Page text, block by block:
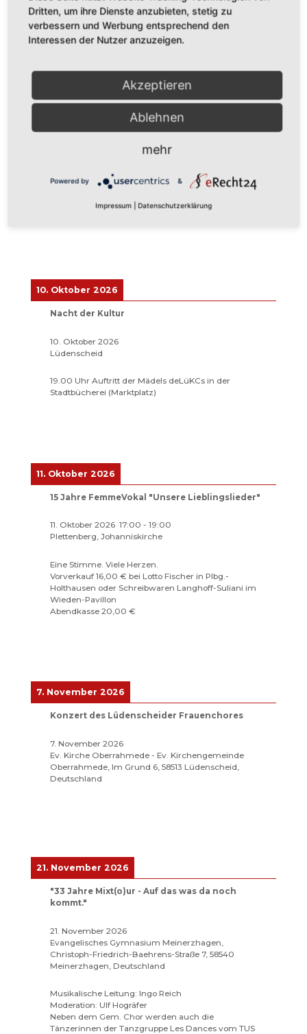
Jochen Johannßen - Farben und
Renovierungsprodukte
(im EDEKA-Center)
4. Oktober 2026
Chor.com
Infos und Anmeldung über: www.chor.com
10. Oktober 2026
Nacht der Kultur
10. Oktober 2026
Lüdenscheid
19.00 Uhr Auftritt der Mädels deLüKCs in der
Stadtbücherei (Marktplatz)
11. Oktober 2026
15 Jahre FemmeVokal "Unsere Lieblingslieder"
11. Oktober 2026 17:00 - 19:00
Plettenberg, Johanniskirche
Eine Stimme. Viele Herzen.
Vorverkauf 16,00 € bei Lotto Fischer in Plbg.-
Holthausen oder Schreibwaren Langhoff-Suliani im
Wieden-Pavillon
Abendkasse 20,00 €
7. November 2026
Konzert des Lüdenscheider Frauenchores
7. November 2026
Ev. Kirche Oberrahmede - Ev. Kirchengemeinde
Oberrahmede, Im Grund 6, 58513 Lüdenscheid,
Deutschland
21. November 2026
"33 Jahre Mixt(o)ur - Auf das was da noch
kommt."
21. November 2026
Evangelisches Gymnasium Meinerzhagen,
Christoph-Friedrich-Baehrens-Straße 7, 58540
Meinerzhagen, Deutschland
Musikalische Leitung: Ingo Reich
Moderation: Ulf Hogräfer
Neben dem Gem. Chor werden auch die
Tänzerinnen der Tanzgruppe Les Dances vom TUS
Dritten, um ihre Dienste anzubieten, stetig zu
verbessern und Werbung entsprechend den
Interessen der Nutzer anzuzeigen.
Akzeptieren
Ablehnen
mehr
Powered by &
Impressum Datenschutzerklärung